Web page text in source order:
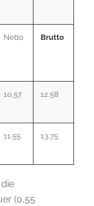
Netto Brutto
10,57 12,58
11,55 13,75
(0,55